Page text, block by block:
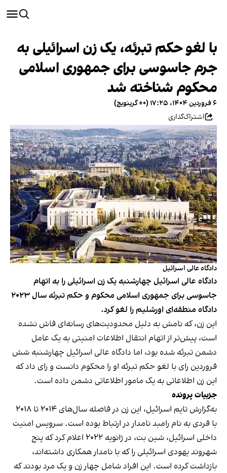
با لغو حکم تبرئه، یک زن اسرائیلی به
جرم جاسوسی برای جمهوری اسلامی
محکوم شناخته شد
۶ فروردین ۱۴۰۴، ۱۷:۲۵ (‎+۰ گرینویچ)
اشتراک‌گذاری
دادگاه عالی اسرائیل
دادگاه عالی اسرائیل چهارشنبه یک زن اسرائیلی را به اتهام
جاسوسی برای جمهوری اسلامی محکوم و حکم تبرئه سال ۲۰۲۳
دادگاه منطقه‌ای اورشلیم را لغو کرد.
این زن، که نامش به دلیل محدودیت‌های رسانه‌ای فاش نشده
است، پیش‌تر از اتهام انتقال اطلاعات امنیتی به یک عامل
دشمن تبرئه شده بود، اما دادگاه عالی اسرائیل چهارشنبه شش
فروردین رای با لغو حکم تبرئه او را محکوم دانست و رای داد که
این زن اطلاعاتی به یک مامور اطلاعاتی دشمن داده است.
جزبیات پرونده
به‌گزارش تایم اسرائیل، این زن در فاصله سال‌های ۲۰۱۴ تا ۲۰۱۸
با فردی به نام رامبد نامدار در ارتباط بوده است. سرویس امنیت
داخلی اسرائیل، شین بت، در ژانویه ۲۰۲۲ اعلام کرد که پنج
شهروند یهودی اسرائیلی را که با نامدار همکاری داشته‌اند،
بازداشت کرده است. این افراد شامل چهار زن و یک مرد بودند که